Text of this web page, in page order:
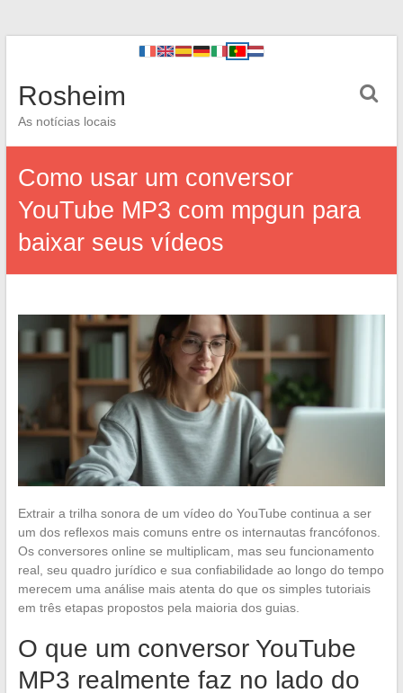
Rosheim
As notícias locais
Como usar um conversor
YouTube MP3 com mpgun para
baixar seus vídeos
Extrair a trilha sonora de um vídeo do YouTube continua a ser
um dos reflexos mais comuns entre os internautas francófonos.
Os conversores online se multiplicam, mas seu funcionamento
real, seu quadro jurídico e sua confiabilidade ao longo do tempo
merecem uma análise mais atenta do que os simples tutoriais
em três etapas propostos pela maioria dos guias.
O que um conversor YouTube
MP3 realmente faz no lado do